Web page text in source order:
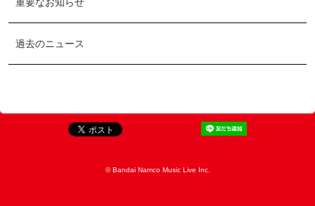
過去のニュース
© Bandai Namco Music Live Inc.